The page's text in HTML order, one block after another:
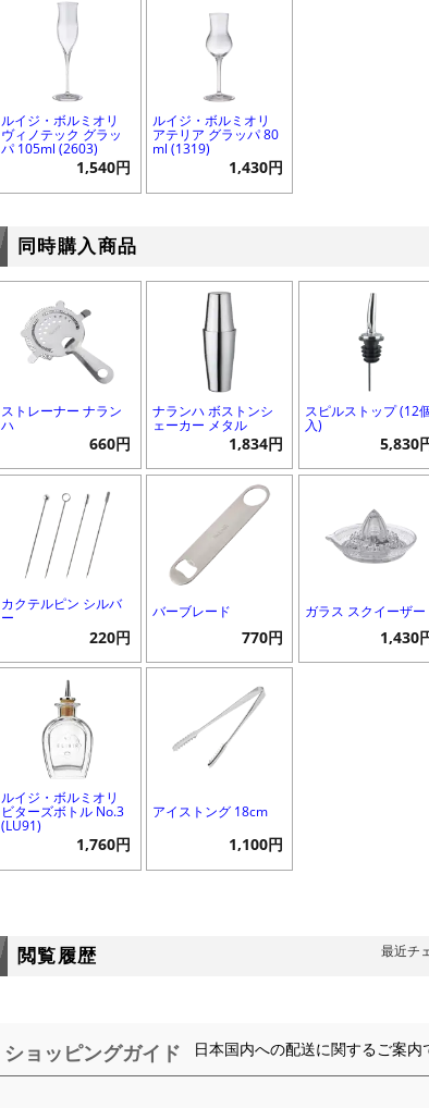
ルイジ・ボルミオリ
ヴィノテック グラッ
パ 105ml (2603)
1,540円
ルイジ・ボルミオリ
アテリア グラッパ 80
ml (1319)
1,430円
同時購入商品
ストレーナー ナラン
ハ
660円
ナランハ ボストンシ
ェーカー メタル
1,834円
スピルストップ (12
入)
5,830
カクテルピン シルバ
ー
220円
バーブレード
770円
ガラス スクイーザー
1,430
ルイジ・ボルミオリ
ビターズボトル No.3
(LU91)
1,760円
アイストング 18cm
1,100円
閲覧履歴 最近チ
ショッピングガイド 日本国内への配送に関するご案内